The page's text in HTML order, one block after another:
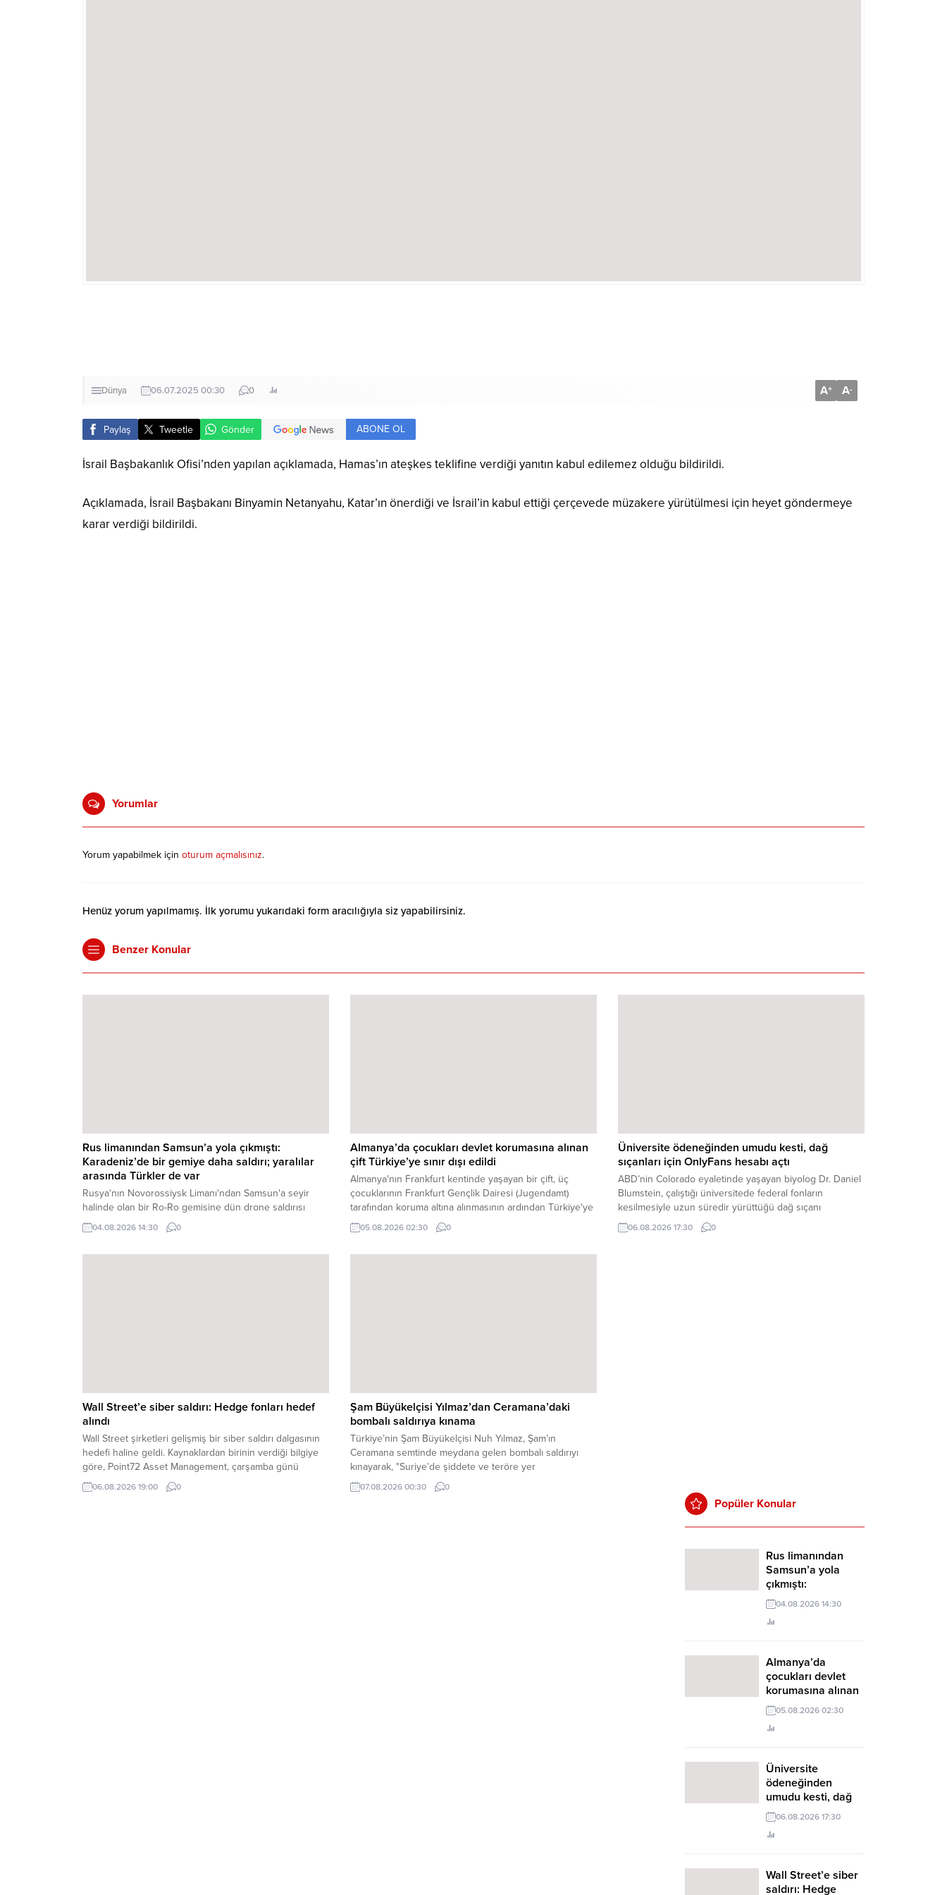
Dünya 06.07.2025 00:30 0 A+ A-
Paylaş Tweetle Gönder ABONE OL
İsrail Başbakanlık Ofisi’nden yapılan açıklamada, Hamas’ın ateşkes teklifine verdiği yanıtın kabul edilemez olduğu bildirildi.
Açıklamada, İsrail Başbakanı Binyamin Netanyahu, Katar’ın önerdiği ve İsrail’in kabul ettiği çerçevede müzakere yürütülmesi için heyet göndermeye
karar verdiği bildirildi.
Yorumlar
Yorum yapabilmek için oturum açmalısınız.
Henüz yorum yapılmamış. İlk yorumu yukarıdaki form aracılığıyla siz yapabilirsiniz.
Benzer Konular
Rus limanından Samsun’a yola çıkmıştı:
Karadeniz’de bir gemiye daha saldırı; yaralılar
arasında Türkler de var
Rusya'nın Novorossiysk Limanı'ndan Samsun'a seyir
halinde olan bir Ro-Ro gemisine dün drone saldırısı
düzenlendi. Aralarında Türk vatandaşlarının da olduğu
gemi personelinden yaralananlar bulunuyor. Yaralılar
04.08.2026 14:30 0
Almanya’da çocukları devlet korumasına alınan
çift Türkiye’ye sınır dışı edildi
Almanya'nın Frankfurt kentinde yaşayan bir çift, üç
çocuklarının Frankfurt Gençlik Dairesi (Jugendamt)
tarafından koruma altına alınmasının ardından Türkiye'ye
sınır dışı edildi. Üçü de reşit olmayan çocuklar halen
Frankfurt Gençlik Dairesi'nin ...
05.08.2026 02:30 0
Üniversite ödeneğinden umudu kesti, dağ
sıçanları için OnlyFans hesabı açtı
ABD’nin Colorado eyaletinde yaşayan biyolog Dr. Daniel
Blumstein, çalıştığı üniversitede federal fonların
kesilmesiyle uzun süredir yürüttüğü dağ sıçanı
araştırmalarının sekteye uğrayacağından endişe etti.
Blumstein araştırmalarına ödenek ...
06.08.2026 17:30 0
Wall Street’e siber saldırı: Hedge fonları hedef
alındı
Wall Street şirketleri gelişmiş bir siber saldırı dalgasının
hedefi haline geldi. Kaynaklardan birinin verdiği bilgiye
göre, Point72 Asset Management, çarşamba günü
yatırımcılarını saldırıya uğradığı konusunda bilgilendirdi.
Ancak hedge fonunun ilk ...
06.08.2026 19:00 0
Şam Büyükelçisi Yılmaz’dan Ceramana’daki
bombalı saldırıya kınama
Türkiye’nin Şam Büyükelçisi Nuh Yılmaz, Şam’ın
Ceramana semtinde meydana gelen bombalı saldırıyı
kınayarak, "Suriye’de şiddete ve teröre yer
bulunmamaktadır" dedi. Şam Büyükelçisi Nuh Yılmaz,
sosyal medya hesabından Ceramana’da meydana gelen
07.08.2026 00:30 0
Popüler Konular
Rus limanından
Samsun’a yola
çıkmıştı:
Karadeniz’de bir
gemiye daha
saldırı; yaralılar
04.08.2026 14:30
Almanya’da
çocukları devlet
korumasına alınan
çift Türkiye’ye sınır
dışı edildi
05.08.2026 02:30
Üniversite
ödeneğinden
umudu kesti, dağ
sıçanları için
OnlyFans hesabı
açtı
06.08.2026 17:30
Wall Street’e siber
saldırı: Hedge